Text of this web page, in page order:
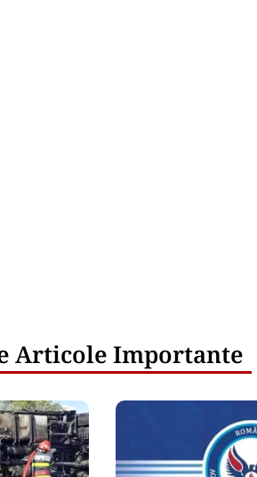
Articole Importante